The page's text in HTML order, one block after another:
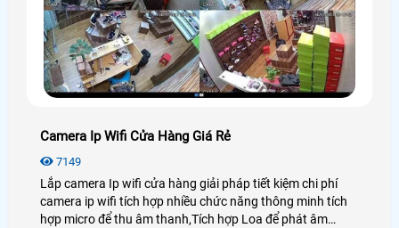
Camera Ip Wifi Cửa Hàng Giá Rẻ
7149
Lắp camera Ip wifi cửa hàng giải pháp tiết kiệm chi phí
camera ip wifi tích hợp nhiều chức năng thông minh tích
hợp micro để thu âm thanh,Tích hợp Loa để phát âm